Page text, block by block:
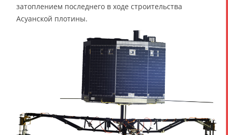
затоплением последнего в ходе строительства
Асуанской плотины.